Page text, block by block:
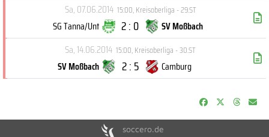
Sa, 07.06.2014 15:00,Kreisoberliga - 29.ST
SG Tanna/Unt 2 : 0
SV Moßbach
Sa, 14.06.2014 15:00,Kreisoberliga - 30.ST
SV Moßbach 2 : 5 Camburg
soccero.de